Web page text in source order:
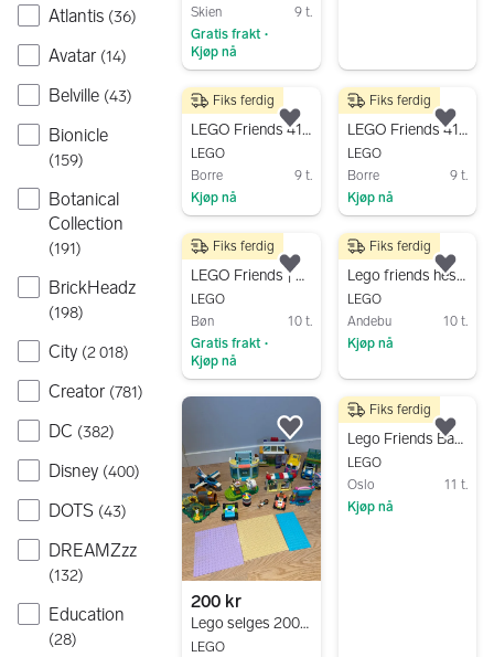
Atlantis (36)
Avatar (14)
Belville (43)
Bionicle
(159)
Botanical
Collection
(191)
BrickHeadz
(198)
City (2 018)
Creator (781)
DC (382)
Disney (400)
DOTS (43)
DREAMZzz
(132)
Education
(28)
Skien
9 t.
Gratis frakt •
Kjøp nå
200 kr
LEGO Friends 41338 Sports arena
LEGO
Borre
9 t.
Kjøp nå
Fiks ferdig
Legg til som favoritt.
150 kr
LEGO Friends 41322 vinterhytte med skøytebane
LEGO
Borre
9 t.
Kjøp nå
Fiks ferdig
49 kr
LEGO Friends | Mobile Music Trailer | Polybag (30658)
LEGO
Bøn
10 t.
Gratis frakt •
Kjøp nå
Fiks ferdig
Legg til som favoritt.
200 kr
Lego friends hestegenfee
LEGO
Andebu
10 t.
Kjøp nå
Fiks ferdig
Gå til annonsen
200 kr
Lego selges 200kr samlet
LEGO
Legg til som favoritt.
150 kr
Lego Friends Bakeri
LEGO
Oslo
11 t.
Kjøp nå
Fiks ferdig